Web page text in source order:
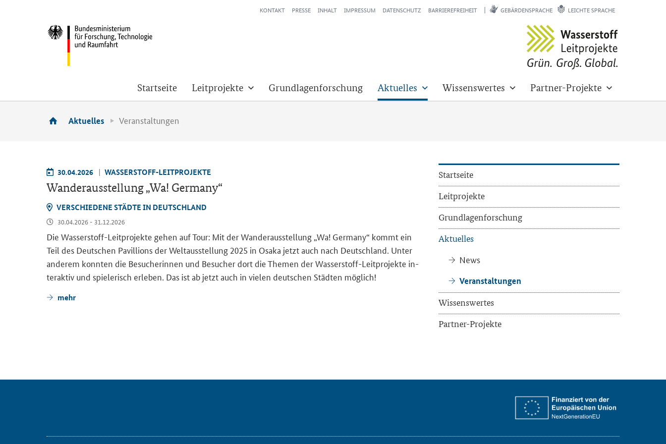
KONTAKT PRESSE INHALT IMPRESSUM DATENSCHUTZ BARRIEREFREIHEIT GEBÄRDENSPRACHE LEICHTE SPRACHE
Startseite Leitprojekte Grundlagenforschung Aktuelles Wissenswertes Partner-Projekte
Aktuelles Veranstaltungen
30.04.2026 WASSERSTOFF-​LEITPROJEKTE
Wan­der­aus­stel­lung „Wa! Ger­ma­ny“
VER­SCHIE­DE­NE STÄD­TE IN DEUTSCH­LAND
30.04.2026 - 31.12.2026
Die Wasserstoff-​Leitprojekte gehen auf Tour: Mit der Wan­der­aus­stel­lung „Wa! Ger­ma­ny“ kommt ein
Teil des Deut­schen Pa­vil­li­ons der Welt­aus­stel­lung 2025 in Osaka jetzt auch nach Deutsch­land. Unter
an­de­rem konn­ten die Be­su­che­rin­nen und Be­su­cher dort die The­men der Wasserstoff-​Leitprojekte in­
ter­ak­tiv und spie­le­risch er­le­ben. Das ist ab jetzt auch in vie­len deut­schen Städ­ten mög­lich!
mehr
Start­sei­te
Leit­pro­jek­te
Grund­la­gen­for­schung
Ak­tu­el­les
News
Ver­an­stal­tun­gen
Wis­sens­wer­tes
Partner-​Projekte